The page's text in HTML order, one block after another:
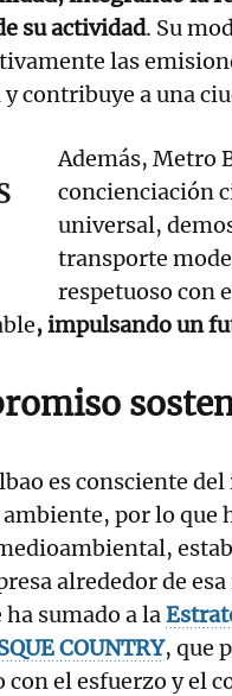
su actividad. Su
las
contribuye a una
Además, Metro
concienciación
universal,
transporte
respetuoso con
, impulsando un
es consciente
por lo
alrededor de
ha sumado a la
COUNTRY, que
el esfuerzo y el